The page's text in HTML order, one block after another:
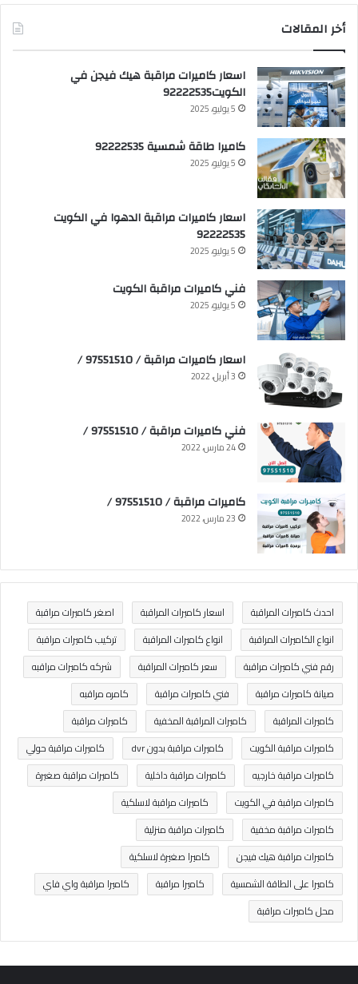
أخر المقالات
اسعار كاميرات مراقبة هيك فيجن في
الكويت92222535
5 يوليو، 2025
كاميرا طاقة شمسية 92222535
5 يوليو، 2025
اسعار كاميرات مراقبة الدهوا في الكويت
92222535
5 يوليو، 2025
فني كاميرات مراقبة الكويت
5 يوليو، 2025
اسعار كاميرات مراقبة / 97551510 /
3 أبريل، 2022
فني كاميرات مراقبة / 97551510 /
24 مارس، 2022
كاميرات مراقبة / 97551510 /
23 مارس، 2022
احدث كاميرات المراقبة اسعار كاميرات المراقبة
اصغر كاميرات مراقبة
انواع الكاميرات المراقبة
انواع كاميرات المراقبة
تركيب كاميرات مراقبة
رقم فني كاميرات مراقبة
سعر كاميرات المراقبة
شركه كاميرات مراقبه
صيانة كاميرات مراقبة
فني كاميرات مراقبة
كامره مراقبه
كاميرات المراقبة
كاميرات المراقبة المخفية
كاميرات مراقبة
كاميرات مراقبة الكويت
كاميرات مراقبة بدون dvr
كاميرات مراقبة حولي
كاميرات مراقبة خارجيه
كاميرات مراقبة داخلية
كاميرات مراقبة صغيرة
كاميرات مراقبة في الكويت
كاميرات مراقبة لاسلكية
كاميرات مراقبة مخفية
كاميرات مراقبة منزلية
كاميرات مراقبة هيك فيجن
كاميرا صغيرة لاسلكية
كاميرا على الطاقة الشمسية
كاميرا مراقبة
كاميرا مراقبة واي فاي
محل كاميرات مراقبة